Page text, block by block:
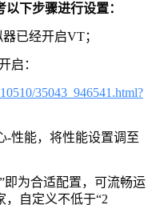
下步骤进行设置：
已经开启VT；
启：
35043_946541.html?
-性能，将性能设置调至
即为合适配置，可流畅运
自定义不低于“2